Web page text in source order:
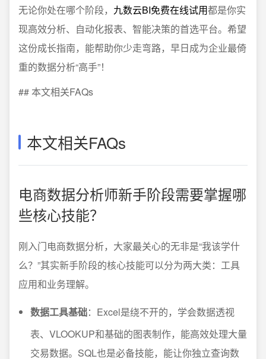
无论你处在哪个阶段， 九数云BI免费在线试用都是你实
现高效分析、自动化报表、智能决策的首选平台。希望
这份成长指南，能帮助你少走弯路，早日成为企业最倚
重的数据分析“高手”！
## 本文相关FAQs
本文相关FAQs
电商数据分析师新手阶段需要掌握哪
些核心技能？
刚入门电商数据分析，大家最关心的无非是“我该学什
么？”其实新手阶段的核心技能可以分为两大类：工具
应用和业务理解。
数据工具基础：Excel是绕不开的，学会数据透视
表、VLOOKUP和基础的图表制作，能高效处理大量
交易数据。SQL也是必备技能，能让你独立查询数